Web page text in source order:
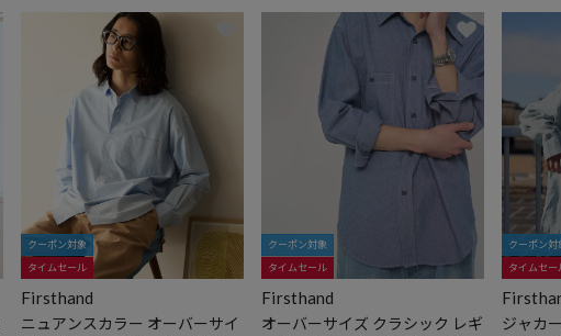
クーポン対象
タイムセール
Firsthand
ニュアンスカラー オーバーサイ
クーポン対象
タイムセール
Firsthand
オーバーサイズ クラシック レギ
クーポン対
タイムセー
ジャカ